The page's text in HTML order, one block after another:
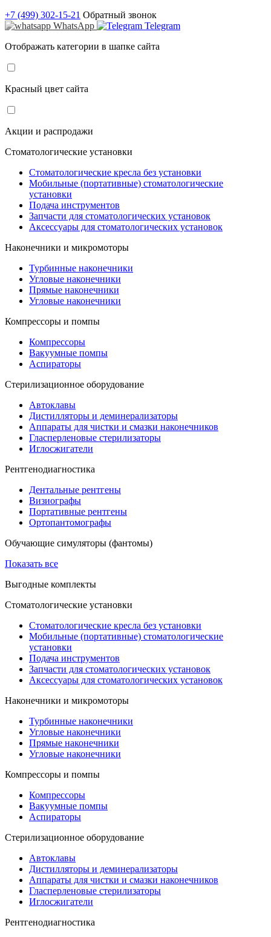
+7 (499) 302-15-21 Обратный звонок
WhatsApp
Telegram
Отображать категории в шапке сайта
Красный цвет сайта
Акции и распродажи
Стоматологические установки
Стоматологические кресла без установки
Мобильные (портативные) стоматологические
установки
Подача инструментов
Запчасти для стоматологических установок
Аксессуары для стоматологических установок
Наконечники и микромоторы
Турбинные наконечники
Угловые наконечники
Прямые наконечники
Угловые наконечники
Компрессоры и помпы
Компрессоры
Вакуумные помпы
Аспираторы
Стерилизационное оборудование
Автоклавы
Дистилляторы и деминерализаторы
Аппараты для чистки и смазки наконечников
Гласперленовые стерилизаторы
Иглосжигатели
Рентгенодиагностика
Дентальные рентгены
Визиографы
Портативные рентгены
Ортопантомографы
Обучающие симуляторы (фантомы)
Показать все
Выгодные комплекты
Стоматологические установки
Стоматологические кресла без установки
Мобильные (портативные) стоматологические
установки
Подача инструментов
Запчасти для стоматологических установок
Аксессуары для стоматологических установок
Наконечники и микромоторы
Турбинные наконечники
Угловые наконечники
Прямые наконечники
Угловые наконечники
Компрессоры и помпы
Компрессоры
Вакуумные помпы
Аспираторы
Стерилизационное оборудование
Автоклавы
Дистилляторы и деминерализаторы
Аппараты для чистки и смазки наконечников
Гласперленовые стерилизаторы
Иглосжигатели
Рентгенодиагностика